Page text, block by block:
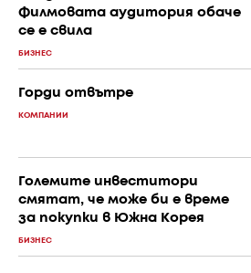
Филмовата аудитория обаче
се е свила
БИЗНЕС
Горди отвътре
КОМПАНИИ
Големите инвеститори
смятат, че може би е време
за покупки в Южна Корея
БИЗНЕС